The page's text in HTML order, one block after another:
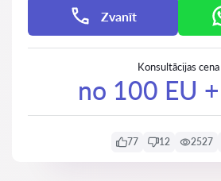
Zvanīt
Konsultācijas cena
no 100 EU
77 12 2527